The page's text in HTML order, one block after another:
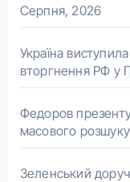
Серпня, 2026
Україна
вторгнення РФ у
Федоров
масового розшуку
Зеленський